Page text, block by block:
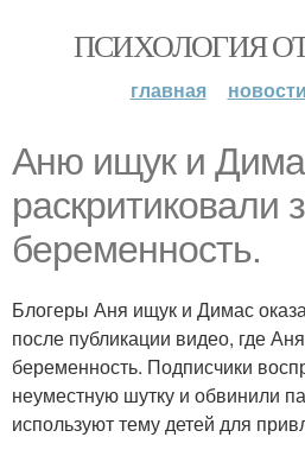
ПСИХОЛОГИЯ
главная новости
Аню ищук и
раскритиковали
беременность.
Блогеры Аня ищук и Димас
после публикации видео, где
беременность. Подписчики
неуместную шутку и обвинили
используют тему детей для